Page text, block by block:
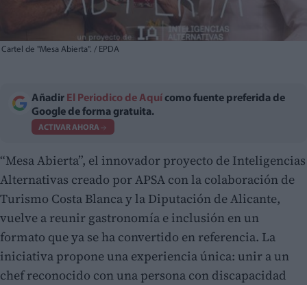
Cartel de "Mesa Abierta". / EPDA
Añadir El Periodico de Aquí como fuente preferida de
Google de forma gratuita.
ACTIVAR AHORA
“Mesa Abierta”, el innovador proyecto de Inteligencias
Alternativas creado por APSA con la colaboración de
Turismo Costa Blanca y la Diputación de Alicante,
vuelve a reunir gastronomía e inclusión en un
formato que ya se ha convertido en referencia. La
iniciativa propone una experiencia única: unir a un
chef reconocido con una persona con discapacidad